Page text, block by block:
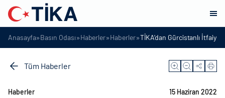
Anasayfa»Basın Odası»Haberler»Haberler»TİKA’dan Gürcistanlı
Tüm Haberler
Haberler 15 Haziran 2022